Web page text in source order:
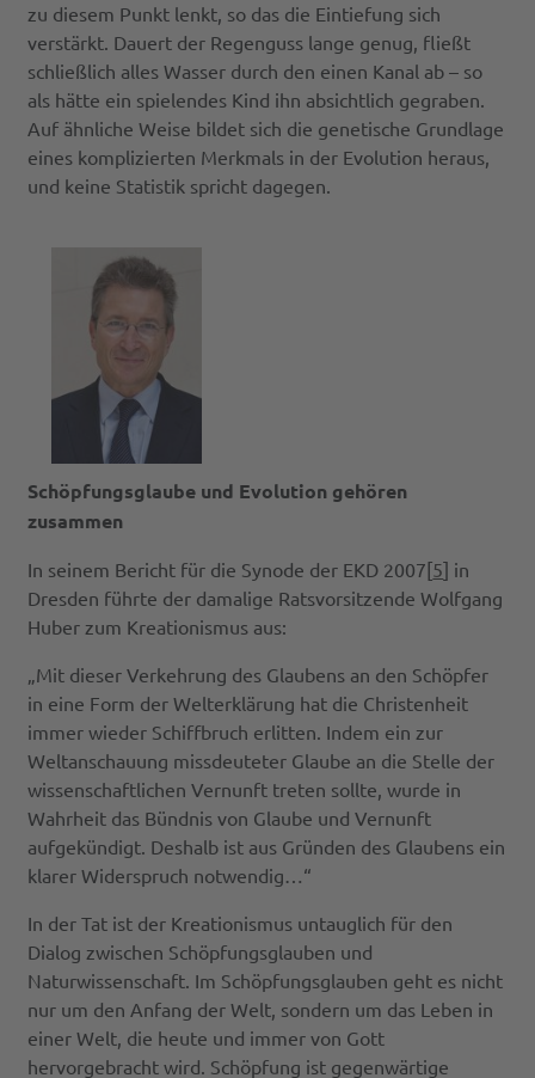
zu diesem Punkt lenkt, so das die Eintiefung sich
verstärkt. Dauert der Regenguss lange genug, fließt
schließlich alles Wasser durch den einen Kanal ab – so
als hätte ein spielendes Kind ihn absichtlich gegraben.
Auf ähnliche Weise bildet sich die genetische Grundlage
eines komplizierten Merkmals in der Evolution heraus,
und keine Statistik spricht dagegen.
Schöpfungsglaube und Evolution gehören
zusammen
In seinem Bericht für die Synode der EKD 2007[5] in
Dresden führte der damalige Ratsvorsitzende Wolfgang
Huber zum Kreationismus aus:
„Mit dieser Verkehrung des Glaubens an den Schöpfer
in eine Form der Welterklärung hat die Christenheit
immer wieder Schiffbruch erlitten. Indem ein zur
Weltanschauung missdeuteter Glaube an die Stelle der
wissenschaftlichen Vernunft treten sollte, wurde in
Wahrheit das Bündnis von Glaube und Vernunft
aufgekündigt. Deshalb ist aus Gründen des Glaubens ein
klarer Widerspruch notwendig…“
In der Tat ist der Kreationismus untauglich für den
Dialog zwischen Schöpfungsglauben und
Naturwissenschaft. Im Schöpfungsglauben geht es nicht
nur um den Anfang der Welt, sondern um das Leben in
einer Welt, die heute und immer von Gott
hervorgebracht wird. Schöpfung ist gegenwärtige